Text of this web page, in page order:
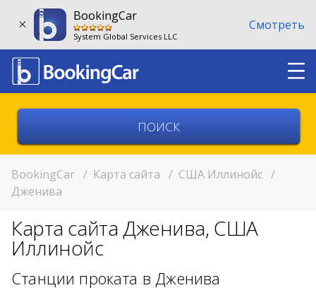
BookingCar
System Global Services LLC
Смотреть
Выберите город
Возврат в другом месте?
BookingCar / Карта сайта / США Иллинойс /
Дженива
Карта сайта Дженива, США
Иллинойс
Станции проката в Дженива